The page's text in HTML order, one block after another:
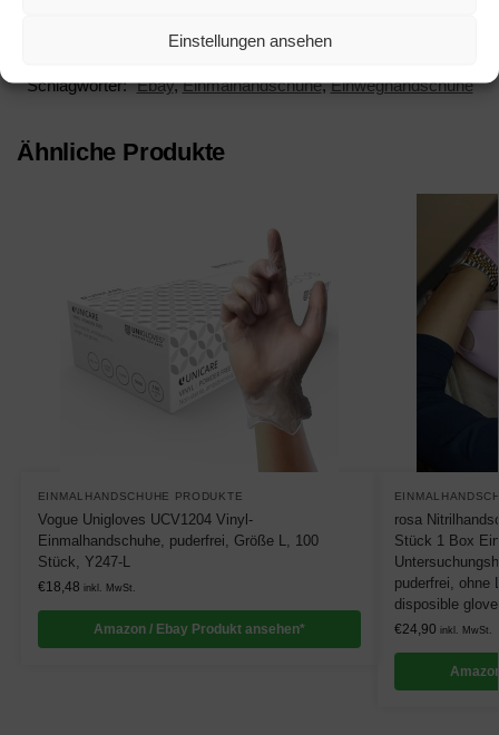
Einstellungen ansehen
Schlagwörter: Ebay,Einmalhandschuhe,Einweghandschuhe
Ähnliche Produkte
EINMALHANDSCHUHE PRODUKTE
Vogue Unigloves UCV1204 Vinyl-
Einmalhandschuhe, puderfrei, Größe L, 100
Stück, Y247-L
€18,48 inkl. MwSt.
Amazon / Ebay Produkt ansehen*
rosa
Stück 1 Box
puderfrei, ohne
disposible
€24,90 inkl. MwSt.